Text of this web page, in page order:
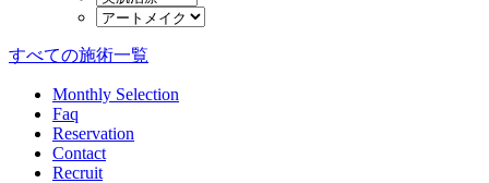
すべての施術一覧
Monthly Selection
Faq
Reservation
Contact
Recruit